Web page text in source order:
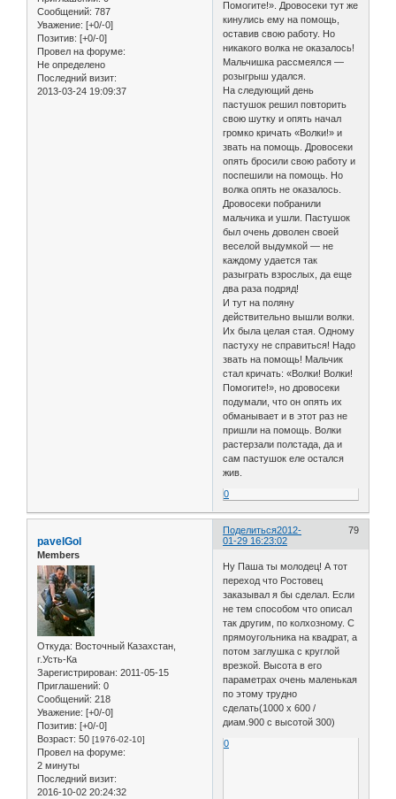
Сообщений: 787
Уважение: [+0/-0]
Позитив: [+0/-0]
Провел на форуме:
Не определено
Последний визит:
2013-03-24 19:09:37
Помогите!». Дровосеки тут же
кинулись ему на помощь,
оставив свою работу. Но
никакого волка не оказалось!
Мальчишка рассмеялся —
розыгрыш удался.
На следующий день
пастушок решил повторить
свою шутку и опять начал
громко кричать «Волки!» и
звать на помощь. Дровосеки
опять бросили свою работу и
поспешили на помощь. Но
волка опять не оказалось.
Дровосеки побранили
мальчика и ушли. Пастушок
был очень доволен своей
веселой выдумкой — не
каждому удается так
разыграть взрослых, да еще
два раза подряд!
И тут на поляну
действительно вышли волки.
Их была целая стая. Одному
пастуху не справиться! Надо
звать на помощь! Мальчик
стал кричать: «Волки! Волки!
Помогите!», но дровосеки
подумали, что он опять их
обманывает и в этот раз не
пришли на помощь. Волки
растерзали полстада, да и
сам пастушок еле остался
жив.
0
Поделиться 79
2012-
01-29 16:23:02
pavelGol
Members
Откуда: Восточный Казахстан,
г.Усть-Ка
Зарегистрирован: 2011-05-15
Приглашений: 0
Сообщений: 218
Уважение: [+0/-0]
Позитив: [+0/-0]
Возраст: 50 [1976-02-10]
Провел на форуме:
2 минуты
Последний визит:
2016-10-02 20:24:32
Ну Паша ты молодец! А тот
переход что Ростовец
заказывал я бы сделал. Если
не тем способом что описал
так другим, по колхозному. С
прямоугольника на квадрат, а
потом заглушка с круглой
врезкой. Высота в его
параметрах очень маленькая
по этому трудно
сделать(1000 х 600 /
диам.900 с высотой 300)
0